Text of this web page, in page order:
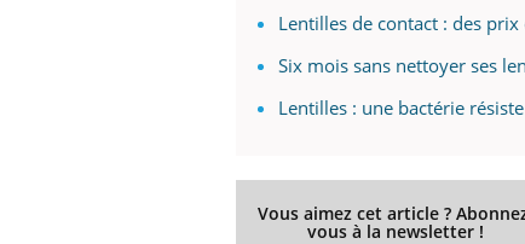
Lentilles de contact : des
Six mois sans nettoyer ses
Lentilles : une bactérie
Vous aimez cet article ?
vous à la newsletter !